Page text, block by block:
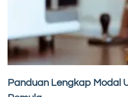
Panduan Lengkap Modal